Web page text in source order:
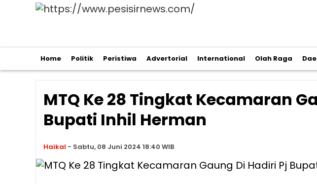
Home Politik Peristiwa Advertorial International Olah Raga
MTQ Ke 28 Tingkat Kecamaran
Bupati Inhil Herman
Haikal - Sabtu, 08 Juni 2024 18:40 WIB